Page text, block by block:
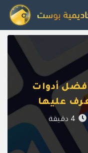
وسلبيات 5 أفضل أدوات
عليها
4 دقيقة